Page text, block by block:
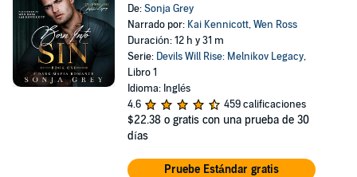
De:Sonja Grey
Narrado por: Kai Kennicott,Wen Ross
Duración: 12 h y 31 m
Serie: Devils Will Rise: Melnikov Legacy,
Libro 1
Idioma: Inglés
4.6
459 calificaciones
$22.38 o gratis con una prueba de 30
días
Pruebe Estándar gratis